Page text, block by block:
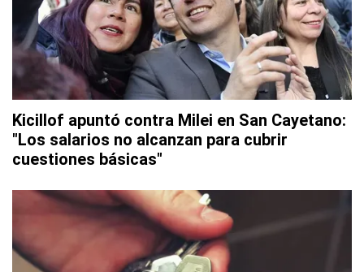
Kicillof apuntó contra Milei en San Cayetano:
"Los salarios no alcanzan para cubrir
cuestiones básicas"